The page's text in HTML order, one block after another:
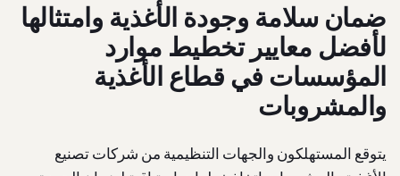
ضمان سلامة وجودة الأغذية وامتثالها
لأفضل معايير تخطيط موارد
المؤسسات في قطاع الأغذية
والمشروبات
يتوقع المستهلكون والجهات التنظيمية من شركات تصنيع